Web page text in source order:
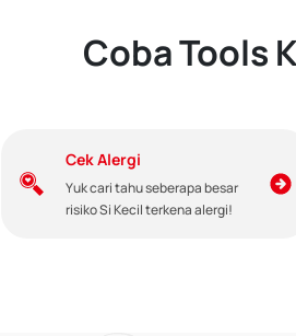
Coba Tools
Cek Alergi
Yuk cari tahu seberapa besar
risiko Si Kecil terkena alergi!